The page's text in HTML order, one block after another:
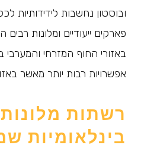
ובוסטון נחשבות לידידותיות
פארקים ייעודיים ומלונות
באזורי החוף המזרחי
אפשרויות רבות יותר מאשר
רשתות מלונות
בינלאומיות